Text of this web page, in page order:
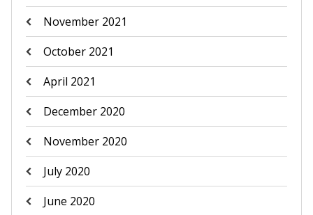
November 2021
October 2021
April 2021
December 2020
November 2020
July 2020
June 2020